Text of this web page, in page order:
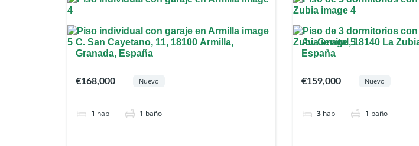
C. San Cayetano, 11, 18100 Armilla,
Granada, España
€168,000 Nuevo
1 hab 1 baño
Av. Genital, 18140 La
España
€159,000 Nuevo
3 hab 1 baño